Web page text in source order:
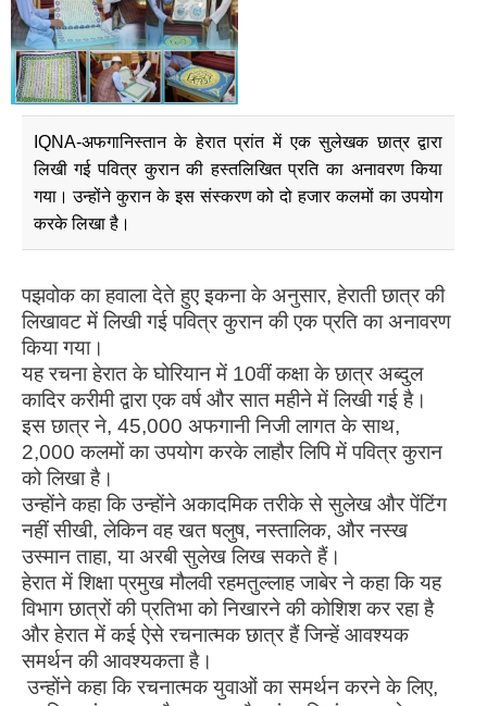
IQNA-अफगानिस्तान के हेरात प्रांत में एक सुलेखक छात्र द्वारा
लिखी गई पवित्र कुरान की हस्तलिखित प्रति का अनावरण किया
गया। उन्होंने कुरान के इस संस्करण को दो हजार कलमों का उपयोग
करके लिखा है।
पझवोक का हवाला देते हुए इकना के अनुसार, हेराती छात्र की
लिखावट में लिखी गई पवित्र कुरान की एक प्रति का अनावरण
किया गया।
यह रचना हेरात के घोरियान में 10वीं कक्षा के छात्र अब्दुल
कादिर करीमी द्वारा एक वर्ष और सात महीने में लिखी गई है।
इस छात्र ने, 45,000 अफगानी निजी लागत के साथ,
2,000 कलमों का उपयोग करके लाहौर लिपि में पवित्र कुरान
को लिखा है।
उन्होंने कहा कि उन्होंने अकादमिक तरीके से सुलेख और पेंटिंग
नहीं सीखी, लेकिन वह खत षलुष, नस्तालिक, और नस्ख
उस्मान ताहा, या अरबी सुलेख लिख सकते हैं।
हेरात में शिक्षा प्रमुख मौलवी रहमतुल्लाह जाबेर ने कहा कि यह
विभाग छात्रों की प्रतिभा को निखारने की कोशिश कर रहा है
और हेरात में कई ऐसे रचनात्मक छात्र हैं जिन्हें आवश्यक
समर्थन की आवश्यकता है।
उन्होंने कहा कि रचनात्मक युवाओं का समर्थन करने के लिए,